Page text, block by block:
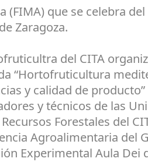
(FIMA) que se celebra del
Zaragoza.
del CITA
“Hortofruticultura
y calidad de
y técnicos de las
Forestales del
Agroalimentaria del
Experimental Aula Dei